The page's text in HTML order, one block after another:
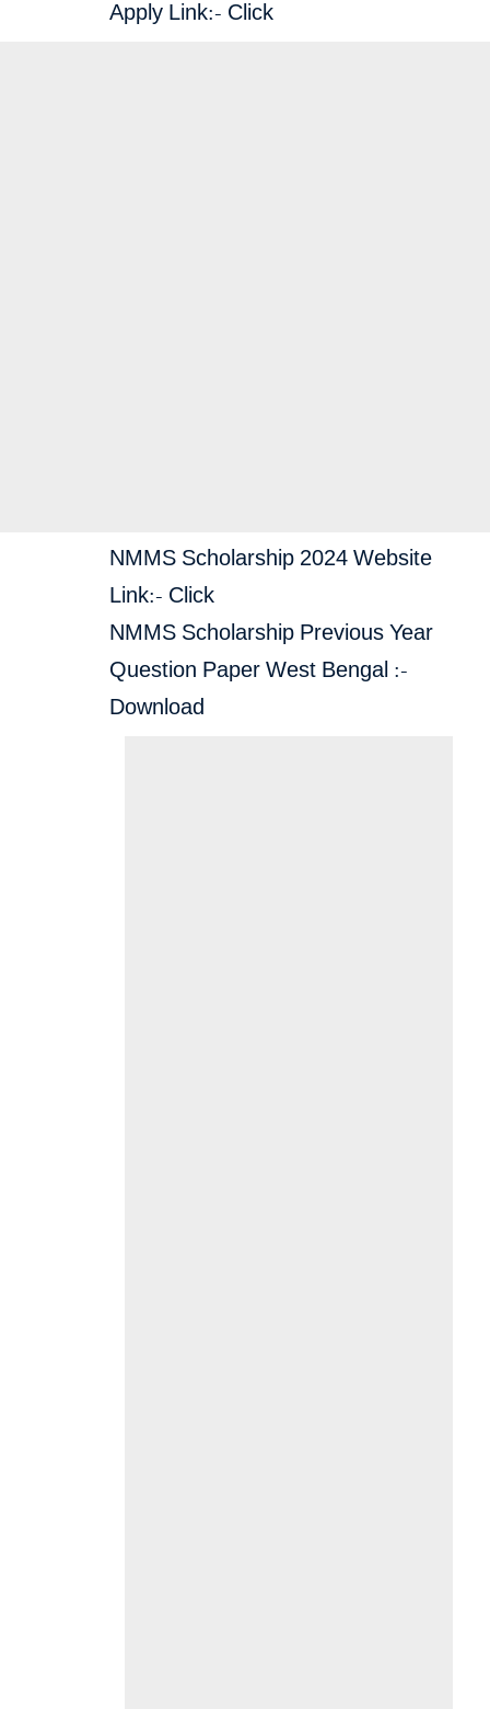
Apply Link:- Click
NMMS Scholarship 2024 Website
Link:- Click
NMMS Scholarship Previous Year
Question Paper West Bengal :-
Download